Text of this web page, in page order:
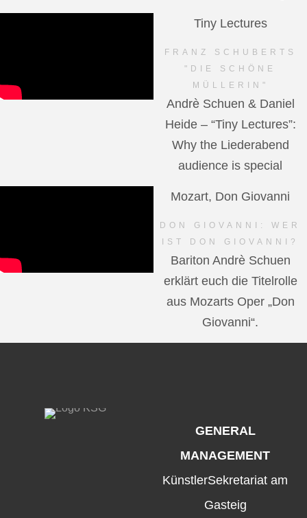
Tiny Lectures
FRANZ SCHUBERTS
"DIE SCHÖNE
MÜLLERIN"
Andrè Schuen & Daniel
Heide – “Tiny Lectures”:
Why the Liederabend
audience is special
Mozart, Don Giovanni
DON GIOVANNI: WER
IST DON GIOVANNI?
Bariton Andrè Schuen
erklärt euch die Titelrolle
aus Mozarts Oper „Don
Giovanni“.
GENERAL
MANAGEMENT
KünstlerSekretariat am
Gasteig